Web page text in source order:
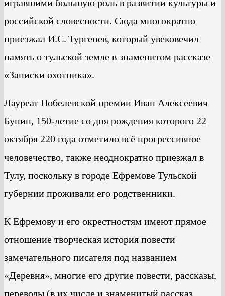
игравшими большую роль в развитии культуры и
российской словесности. Сюда многократно
приезжал И.С. Тургенев, который увековечил
память о тульской земле в знаменитом рассказе
«Записки охотника».
Лауреат Нобелевской премии Иван Алексеевич
Бунин, 150-летие со дня рождения которого 22
октября 220 года отметило всё прогрессивное
человечество, также неоднократно приезжал в
Тулу, поскольку в городе Ефремове Тульской
губернии проживали его родственники.
К Ефремову и его окрестностям имеют прямое
отношение творческая история повести
замечательного писателя под названием
«Деревня», многие его другие повести, рассказы,
переводы (в их числе и знаменитый рассказ